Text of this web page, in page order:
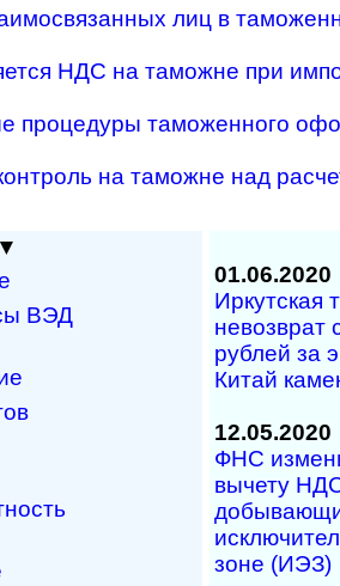
лиц в
НДС на таможне при
процедуры таможенного
на таможне над
▼
ВЭД
01.06.2020
Иркутская
невозврат
рублей за
Китай
12.05.2020
ФНС
вычету
зоне (ИЭЗ)